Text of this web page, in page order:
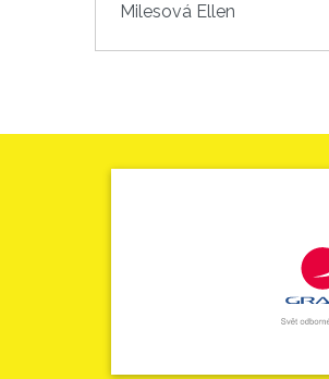
Milesová Ellen
Detail knihy